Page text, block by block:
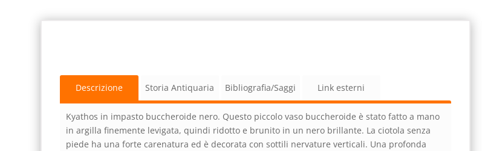
Descrizione Storia Antiquaria Bibliografia/Saggi Link esterni
Kyathos in impasto buccheroide nero. Questo piccolo vaso buccheroide è stato fatto a mano
in argilla finemente levigata, quindi ridotto e brunito in un nero brillante. La ciotola senza
piede ha una forte carenatura ed è decorata con sottili nervature verticali. Una profonda